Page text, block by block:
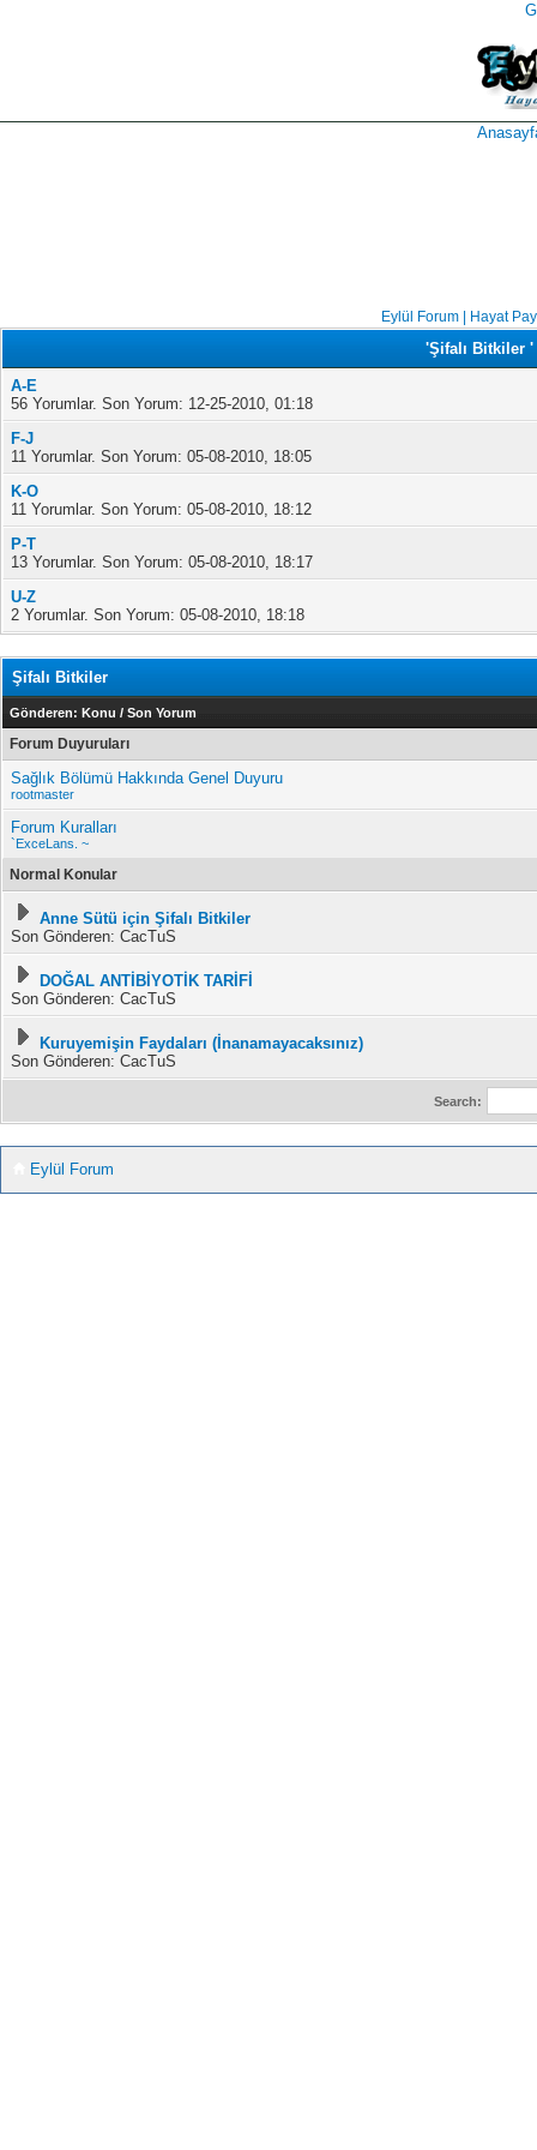
Eylül Forum | Hayat
'Şifalı Bitkiler
A-E
56 Yorumlar. Son Yorum: 12-25-2010, 01:18
F-J
11 Yorumlar. Son Yorum: 05-08-2010, 18:05
K-O
11 Yorumlar. Son Yorum: 05-08-2010, 18:12
P-T
13 Yorumlar. Son Yorum: 05-08-2010, 18:17
U-Z
2 Yorumlar. Son Yorum: 05-08-2010, 18:18
Şifalı Bitkiler
Gönderen: Konu / Son Yorum
Forum Duyuruları
Sağlık Bölümü Hakkında Genel Duyuru
rootmaster
Forum Kuralları
`ExceLans. ~
Normal Konular
Anne Sütü için Şifalı Bitkiler
Son Gönderen: CacTuS
DOĞAL ANTİBİYOTİK TARİFİ
Son Gönderen: CacTuS
Kuruyemişin Faydaları (İnanamayacaksınız)
Son Gönderen: CacTuS
Search:
Eylül Forum